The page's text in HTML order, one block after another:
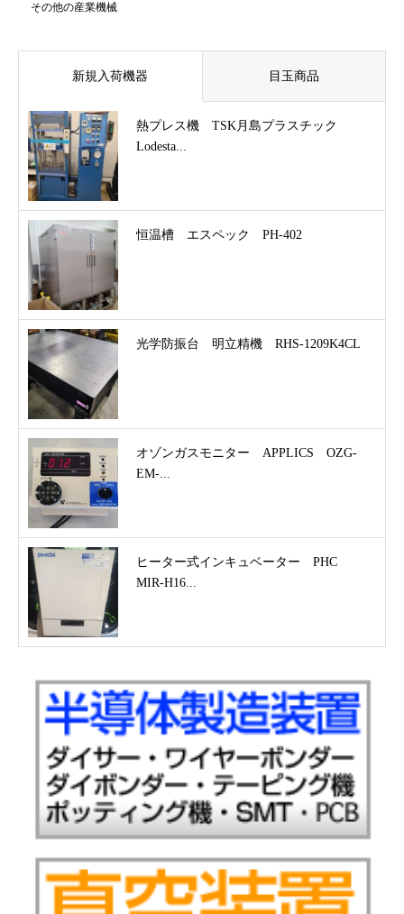
その他の産業機械
新規入荷機器 目玉商品
熱プレス機 TSK月島プラスチック
Lodesta...
恒温槽 エスペック PH-402
光学防振台 明立精機 RHS-1209K4CL
オゾンガスモニター APPLICS OZG-
EM-...
ヒーター式インキュベーター PHC
MIR-H16...